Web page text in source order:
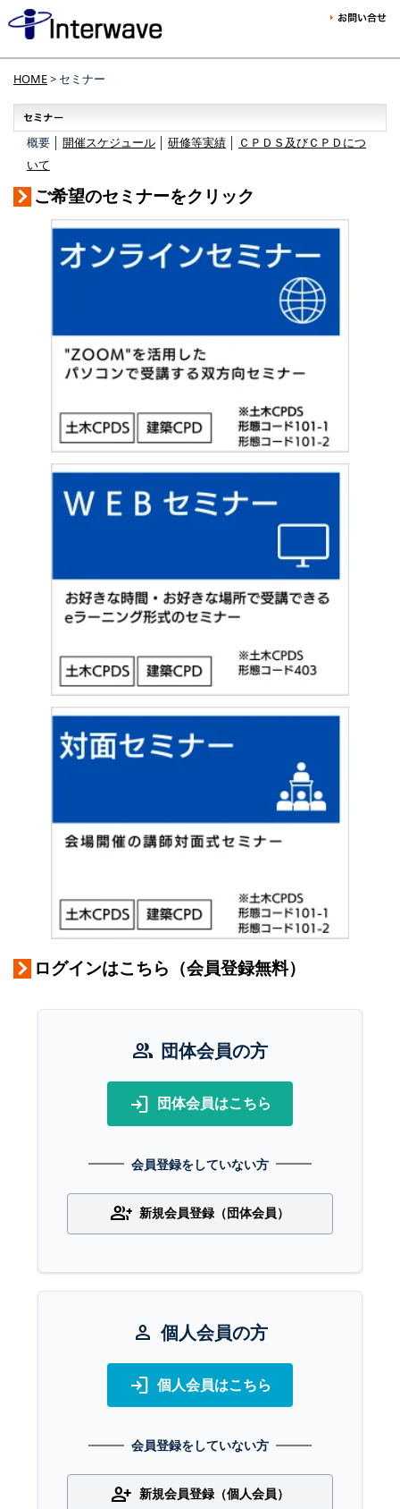
HOME> セミナー
概要 │ 開催スケジュール 研修等実績
ＣＰＤＳ及びＣＰＤにつ
いて
ご希望のセミナーをクリック
ログインはこちら（会員登録無料）
group 団体会員の方
login 団体会員はこちら
会員登録をしていない方
group_add 新規会員登録（団体会員）
person 個人会員の方
login 個人会員はこちら
会員登録をしていない方
person_add 新規会員登録（個人会員）